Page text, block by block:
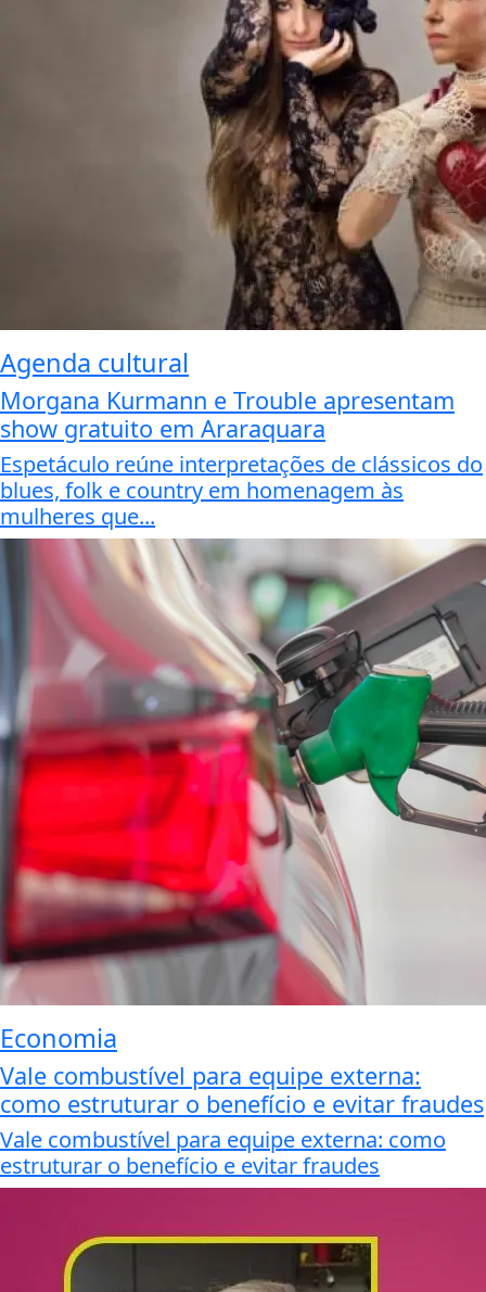
Agenda cultural
Morgana Kurmann e Trouble apresentam
show gratuito em Araraquara
Espetáculo reúne interpretações de clássicos do
blues, folk e country em homenagem às
mulheres que...
Economia
Vale combustível para equipe externa:
como estruturar o benefício e evitar fraudes
Vale combustível para equipe externa: como
estruturar o benefício e evitar fraudes